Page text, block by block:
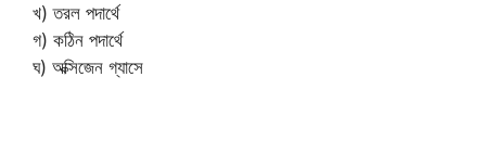
খ) তরল পদার্থে
গ) কঠিন পদার্থে
ঘ) অক্সিজেন গ্যাসে